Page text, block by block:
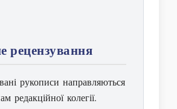
рецензування
рукописи направляються
редакційної колегії.